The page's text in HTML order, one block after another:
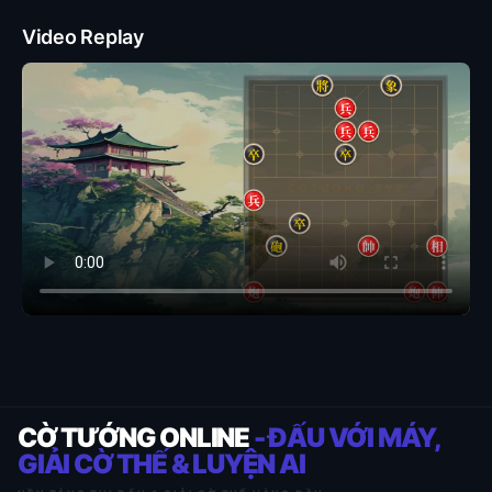
Video Replay
CỜ TƯỚNG ONLINE- ĐẤU VỚI MÁY,
GIẢI CỜ THẾ & LUYỆN AI